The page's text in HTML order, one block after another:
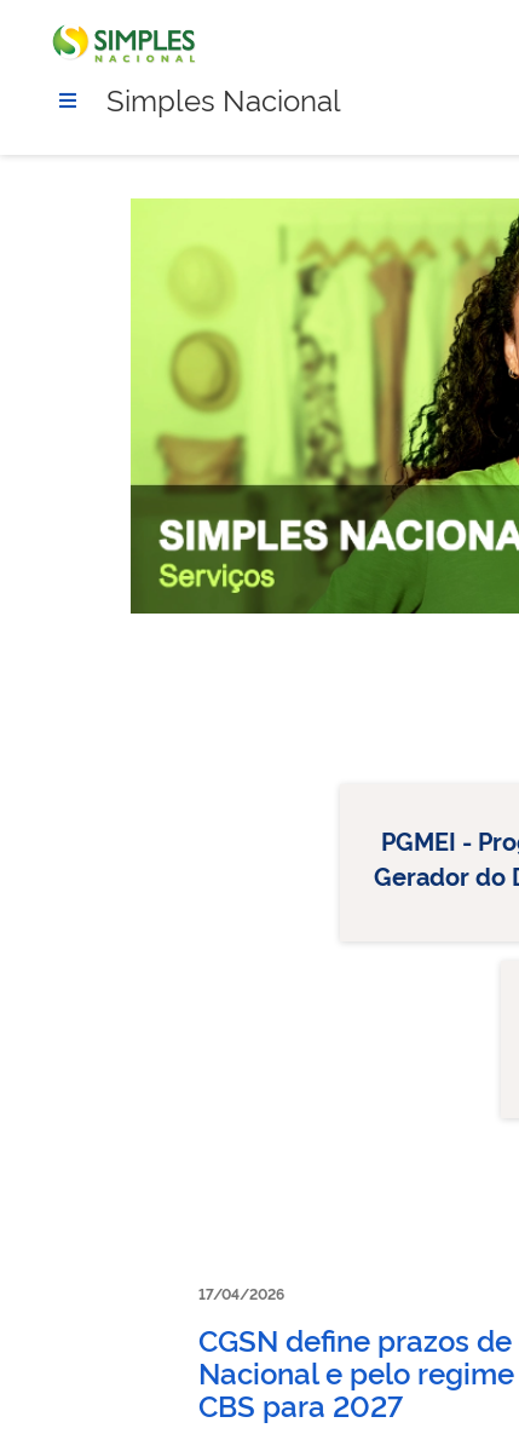
Simples Nacional
PGMEI -
Gerador do
17/04/2026
CGSN define prazos
Nacional e pelo
CBS para 2027